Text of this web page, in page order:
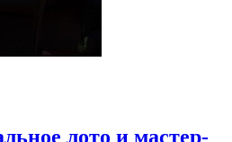
лото и мастер-